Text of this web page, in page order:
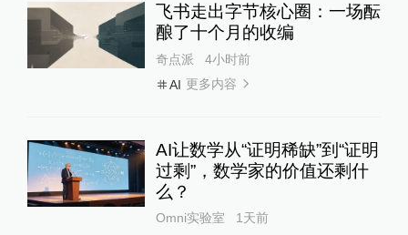
飞书走出字节核心圈：一场酝
酿了十个月的收编
奇点派
4小时前
AI 更多内容
AI让数学从“证明稀缺”到“证明
过剩”，数学家的价值还剩什
么？
Omni实验室 1天前